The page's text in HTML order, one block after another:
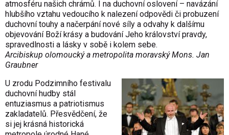
atmosféru našich chrámů. I na duchovní oslovení – navázání
hlubšího vztahu vedoucího k nalezení odpovědi či probuzení
duchovní touhy a načerpání nové síly a odvahy k dalšímu
objevování Boží krásy a budování Jeho království pravdy,
spravedlnosti a lásky v sobě i kolem sebe.
Arcibiskup olomoucký a metropolita moravský Mons. Jan
Graubner
U zrodu Podzimního festivalu
duchovní hudby stál
entuziasmus a patriotismus
zakladatelů. Přesvědčení, že
si jej krásná historická